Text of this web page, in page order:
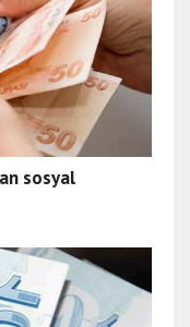
sosyal